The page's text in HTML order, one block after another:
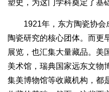
塑史，为这门学科奠定了基
1921年，东方陶瓷协会
陶瓷研究的核心团体。而更
展览，也汇集大量藏品。美
美术馆，瑞典国家远东文物
集美博物馆等收藏机构，都